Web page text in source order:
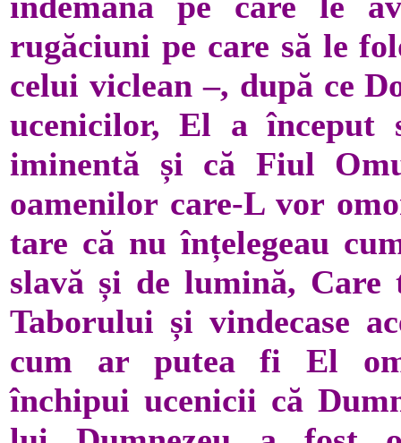
rugăciuni pe care să le
celui viclean –, după ce
ucenicilor, El a început
iminentă și că Fiul
oamenilor care-L vor
tare că nu înțelegeau
slavă și de lumină, Care
Taborului și vindecase
cum ar putea fi El
închipui ucenicii că